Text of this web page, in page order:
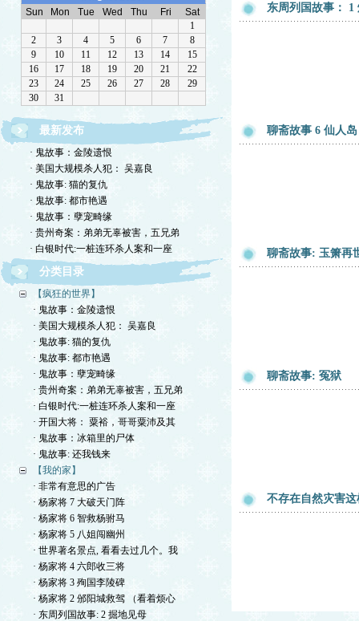
最新发布
· 鬼故事：金陵遗恨
· 美国大规模杀人犯： 吴嘉良
· 鬼故事: 猫的复仇
· 鬼故事: 都市艳遇
· 鬼故事：孽宠畸缘
· 贵州奇案：弟弟无辜被害，五兄弟
· 白银时代:一桩连环杀人案和一座
分类目录
【疯狂的世界】
· 鬼故事：金陵遗恨
· 美国大规模杀人犯： 吴嘉良
· 鬼故事: 猫的复仇
· 鬼故事: 都市艳遇
· 鬼故事：孽宠畸缘
· 贵州奇案：弟弟无辜被害，五兄弟
· 白银时代:一桩连环杀人案和一座
· 开国大将： 粟裕，哥哥粟沛及其
· 鬼故事：冰箱里的尸体
· 鬼故事: 还我钱来
【我的家】
· 非常有意思的广告
· 杨家将 7 大破天门阵
· 杨家将 6 智救杨驸马
· 杨家将 5 八姐闯幽州
· 世界著名景点, 看看去过几个。我
· 杨家将 4 六郎收三将
· 杨家将 3 殉国李陵碑
· 杨家将 2 邠阳城救驾 （看着烦心
· 东周列国故事: 2 掘地见母
东周列国故事： 1
聊斋故事 6 仙人岛
聊斋故事: 玉箫再
聊斋故事: 冤狱
不存在自然灾害